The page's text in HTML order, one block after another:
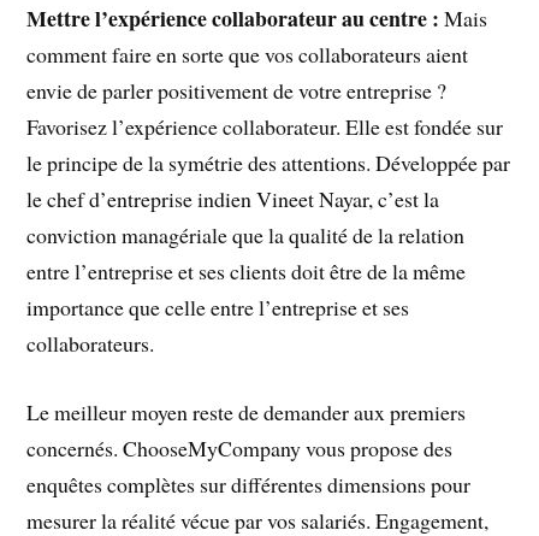
Mettre l’expérience collaborateur au centre :Mais
comment faire en sorte que vos collaborateurs aient
envie de parler positivement de votre entreprise ?
Favorisez l’expérience collaborateur. Elle est fondée sur
le principe de la symétrie des attentions. Développée par
le chef d’entreprise indien Vineet Nayar, c’est la
conviction managériale que la qualité de la relation
entre l’entreprise et ses clients doit être de la même
importance que celle entre l’entreprise et ses
collaborateurs.
Le meilleur moyen reste de demander aux premiers
concernés. ChooseMyCompany vous propose des
enquêtes complètes sur différentes dimensions pour
mesurer la réalité vécue par vos salariés. Engagement,